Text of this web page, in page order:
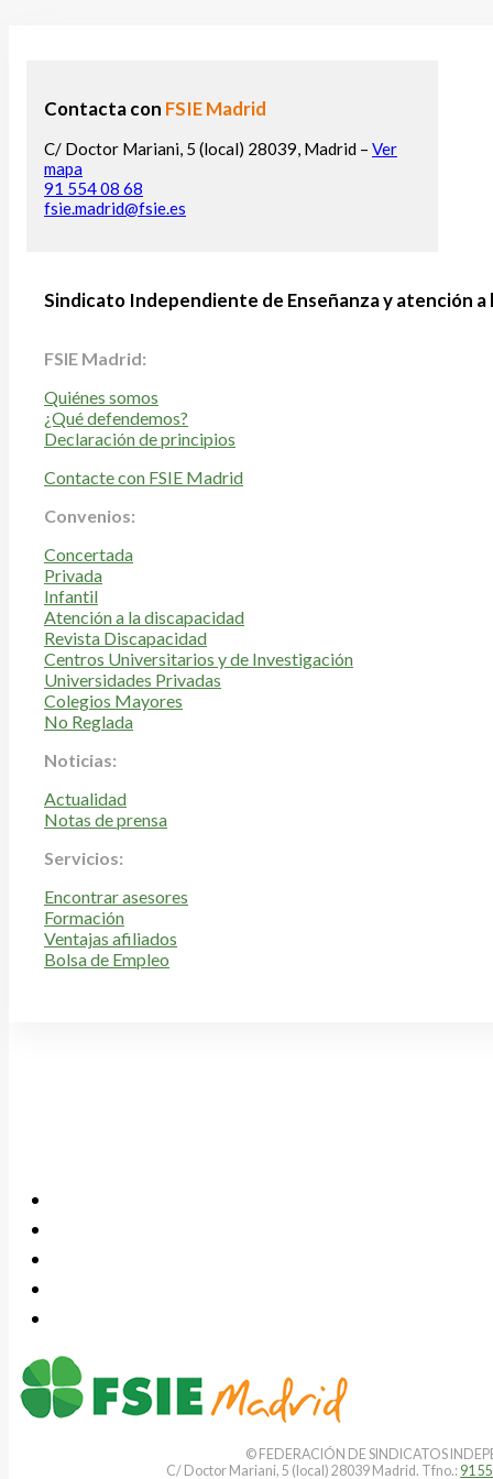
Contacta con FSIE Madrid
C/ Doctor Mariani, 5 (local) 28039, Madrid – Ver
mapa
91 554 08 68
fsie.madrid@fsie.es
Sindicato Independiente de Enseñanza y atención a
FSIE Madrid:
Quiénes somos
¿Qué defendemos?
Declaración de principios
Contacte con FSIE Madrid
Convenios:
Concertada
Privada
Infantil
Atención a la discapacidad
Revista Discapacidad
Centros Universitarios y de Investigación
Universidades Privadas
Colegios Mayores
No Reglada
Noticias:
Actualidad
Notas de prensa
Servicios:
Encontrar asesores
Formación
Ventajas afiliados
Bolsa de Empleo
© FEDERACIÓN DE SINDICATOS
C/ Doctor Mariani, 5 (local) 28039 Madrid. Tfno.: 91